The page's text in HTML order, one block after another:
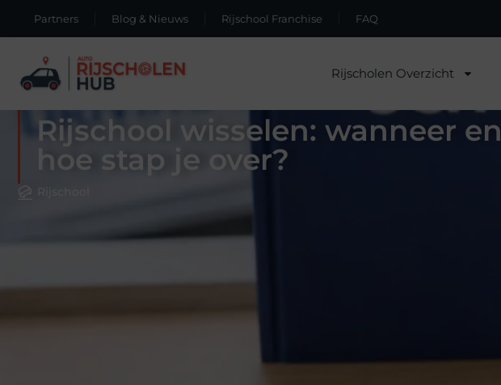
Partners Blog & Nieuws Rijschool Franchise FAQ
Rijscholen Overzicht
Rijschool wisselen: wanneer en
hoe stap je over?